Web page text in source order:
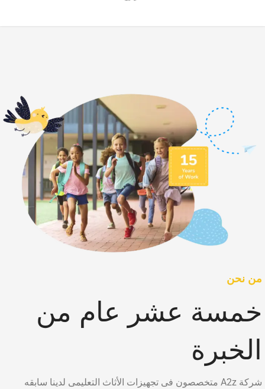
من نحن
خمسة عشر عام من
الخبرة
شركة A2z متخصصون فى تجهيزات الأثاث التعليمى لدينا سابقه